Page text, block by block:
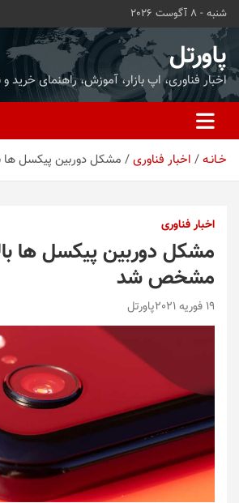
محتوا
بروید
شنبه - 8 آگوست 2026
پاورتل
اخبار فناوری، اپ بازار، آموزش، راهنمای خرید
خـانـه اخبار فناوری مشکل دوربین پیکسل
اخبار فناوری
مشکل دوربین پیکسل ها
مشخص شد
19 فوریه 2021 پاورتل